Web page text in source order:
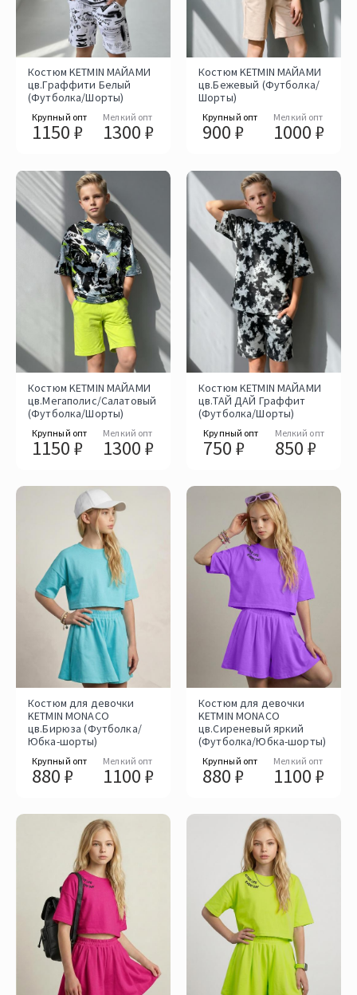
Костюм KETMIN МАЙАМИ
цв.Граффити Белый
(Футболка/Шорты)
Крупный опт
1150 ₽
Мелкий опт
1300 ₽
Костюм KETMIN МАЙАМИ
цв.Бежевый (Футболка/
Шорты)
Крупный опт
900 ₽
Мелкий опт
1000 ₽
Костюм KETMIN МАЙАМИ
цв.Мегаполис/Салатовый
(Футболка/Шорты)
Крупный опт
1150 ₽
Мелкий опт
1300 ₽
Костюм KETMIN МАЙАМИ
цв.ТАЙ ДАЙ Граффит
(Футболка/Шорты)
Крупный опт
750 ₽
Мелкий опт
850 ₽
Костюм для девочки
KETMIN MONACO
цв.Бирюза (Футболка/
Юбка-шорты)
Крупный опт
880 ₽
Мелкий опт
1100 ₽
Костюм для девочки
KETMIN MONACO
цв.Сиреневый яркий
(Футболка/Юбка-шорты)
Крупный опт
880 ₽
Мелкий опт
1100 ₽